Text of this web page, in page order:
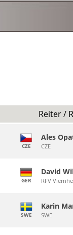
Reiter /
CZE
Ales
CZE
GER
David
RFV
SWE
Karin
SWE